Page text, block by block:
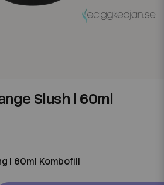
Slush | 60ml
| 60ml Kombofill